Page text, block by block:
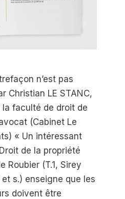
n’est pas
Christian LE STANC,
la faculté de droit de
(Cabinet Le
« Un intéressant
de la propriété
Roubier (T.1, Sirey
s.) enseigne que les
doivent être